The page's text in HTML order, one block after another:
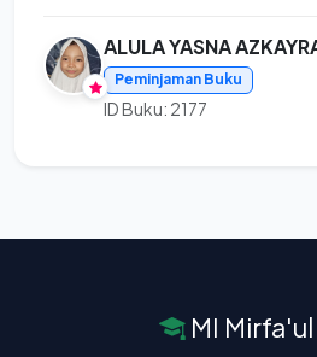
ALULA YASNA
Peminjaman Buku
ID Buku: 2177
MI